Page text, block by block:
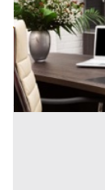
Padova
Offerta minima
482.000 €
Codice asta:
Asta chiusa